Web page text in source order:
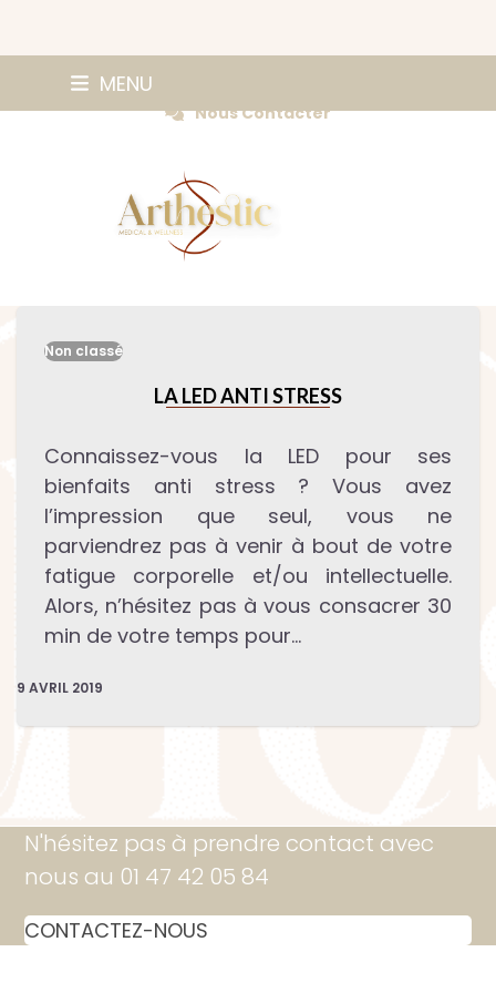
MENU
Nous Contacter
Non classé
LA LED ANTI STRESS
Connaissez-vous la LED pour ses
bienfaits anti stress ? Vous avez
l’impression que seul, vous ne
parviendrez pas à venir à bout de votre
fatigue corporelle et/ou intellectuelle.
Alors, n’hésitez pas à vous consacrer 30
min de votre temps pour…
9 AVRIL 2019
N'hésitez pas à prendre contact avec
nous au 01 47 42 05 84
CONTACTEZ-NOUS